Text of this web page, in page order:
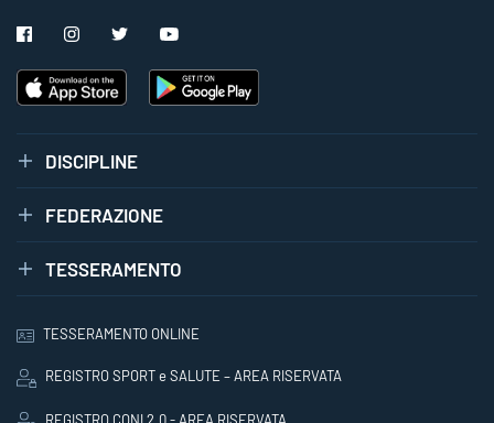
DISCIPLINE
FEDERAZIONE
TESSERAMENTO
TESSERAMENTO ONLINE
REGISTRO SPORT e SALUTE – AREA RISERVATA
REGISTRO CONI 2.0 - AREA RISERVATA